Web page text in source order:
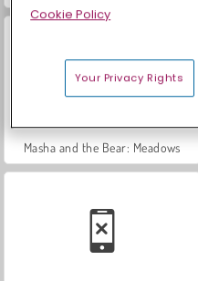
Masha and the Bear: Meadows
Cookie Policy
Your Privacy Rights